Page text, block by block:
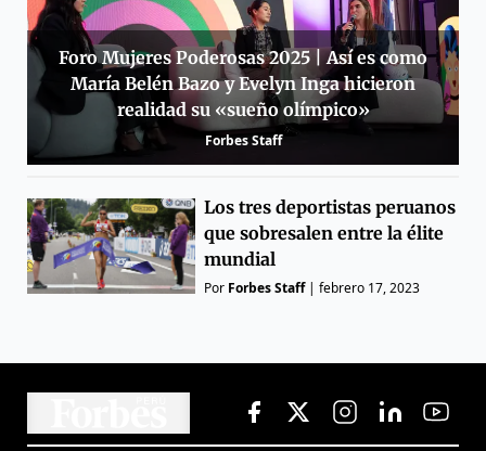
Foro Mujeres Poderosas 2025 | Así es como
María Belén Bazo y Evelyn Inga hicieron
realidad su «sueño olímpico»
Forbes Staff
Los tres deportistas peruanos
que sobresalen entre la élite
mundial
Por Forbes Staff|febrero 17, 2023